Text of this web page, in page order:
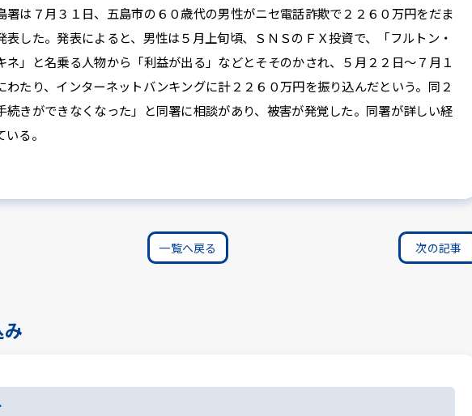
は７月３１日、五島市の６０歳代の男性がニセ電話詐欺で２２６０万円をだま
表した。発表によると、男性は５月上旬頃、ＳＮＳのＦＸ投資で、「フルトン・
ネ」と名乗る人物から「利益が出る」などとそそのかされ、５月２２日～７月１
わたり、インターネットバンキングに計２２６０万円を振り込んだという。同２
続きができなくなった」と同署に相談があり、被害が発覚した。同署が詳しい経
る。
一覧へ戻る 次の記事